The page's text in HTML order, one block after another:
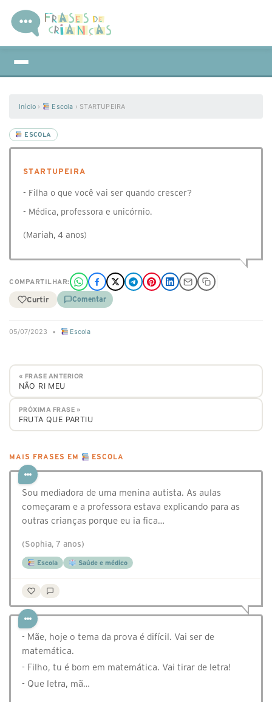
Início › Escola › STARTUPEIRA
ESCOLA
STARTUPEIRA
- Filha o que você vai ser quando crescer?
- Médica, professora e unicórnio.
(Mariah, 4 anos)
COMPARTILHAR:
Curtir Comentar
05/07/2023 • Escola
« FRASE ANTERIOR
NÃO RI MEU
PRÓXIMA FRASE »
FRUTA QUE PARTIU
MAIS FRASES EM ESCOLA
Sou mediadora de uma menina autista. As aulas
começaram e a professora estava explicando para as
outras crianças porque eu ia fica…
(Sophia, 7 anos)
Escola Saúde e médico
- Mãe, hoje o tema da prova é difícil. Vai ser de
matemática.
- Filho, tu é bom em matemática. Vai tirar de letra!
- Que letra, mã…